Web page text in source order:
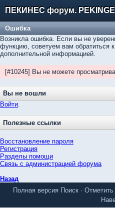
ПЕКИНЕС форум.
Ошибка
Возникла ошибка. Если вы не
функцию, советуем вам обратиться
дополнительной информацией.
[#10245] Вы не можете
Вы не вошли
Войти.
Полезные ссылки
Восстановление пароля
Регистрация
Разделы помощи
Связь с администрацией форума
Назад
Полная версия Поиск ·